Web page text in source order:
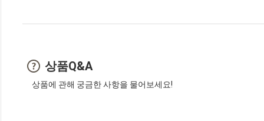
상품Q&A
상품에 관해 궁금한 사항을 물어보세요!